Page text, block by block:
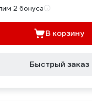
2 бонуса
В корзину
Быстрый заказ